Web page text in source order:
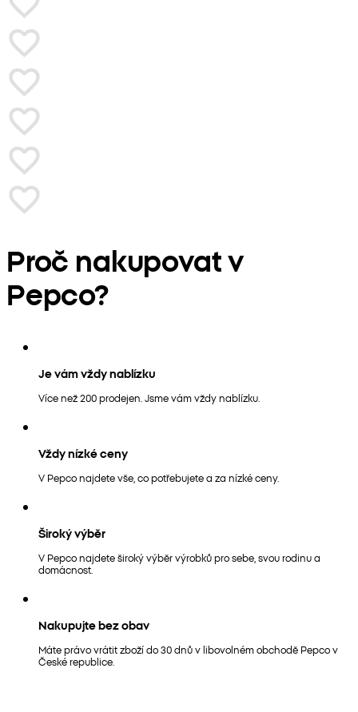
Proč nakupovat v
Pepco?
Je vám vždy nablízku
Více než 200 prodejen. Jsme vám vždy nablízku.
Vždy nízké ceny
V Pepco najdete vše, co potřebujete a za nízké ceny.
Široký výběr
V Pepco najdete široký výběr výrobků pro sebe, svou rodinu a
domácnost.
Nakupujte bez obav
Máte právo vrátit zboží do 30 dnů v libovolném obchodě Pepco v
České republice.